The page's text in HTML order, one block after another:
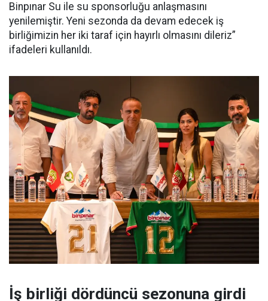
Binpınar Su ile su sponsorluğu anlaşmasını
yenilemiştir. Yeni sezonda da devam edecek iş
birliğimizin her iki taraf için hayırlı olmasını dileriz”
ifadeleri kullanıldı.
İş birliği dördüncü sezonuna girdi